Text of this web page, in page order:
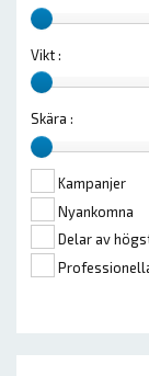
Vikt :
Skära :
Kampanjer
Nyankomna
Delar av